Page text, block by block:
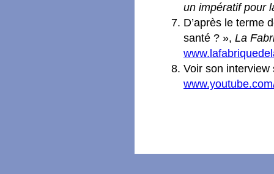
un impératif pour
D’après le terme
santé ? », La
Voir son